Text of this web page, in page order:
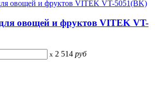
овощей и фруктов VITEK VT-
x 2 514 руб